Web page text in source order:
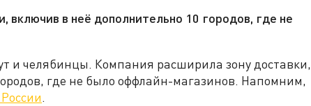
включив в неё дополнительно 10 городов, где не
и челябинцы. Компания расширила зону доставки,
где не было оффлайн-магазинов. Напомним,
.